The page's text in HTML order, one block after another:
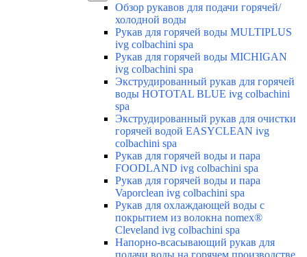
Обзор рукавов для подачи горячей/
холодной воды
Рукав для горячей воды MULTIPLUS
ivg colbachini spa
Рукав для горячей воды MICHIGAN
ivg colbachini spa
Экструдированный рукав для горячей
воды HOTOTAL BLUE ivg colbachini
spa
Экструдированный рукав для очистки
горячей водой EASYCLEAN ivg
colbachini spa
Рукав для горячей воды и пара
FOODLAND ivg colbachini spa
Рукав для горячей воды и пара
Vaporclean ivg colbachini spa
Рукав для охлаждающей воды с
покрытием из волокна nomex®
Cleveland ivg colbachini spa
Напорно-всасывающий рукав для
подачи воды на горячем производстве